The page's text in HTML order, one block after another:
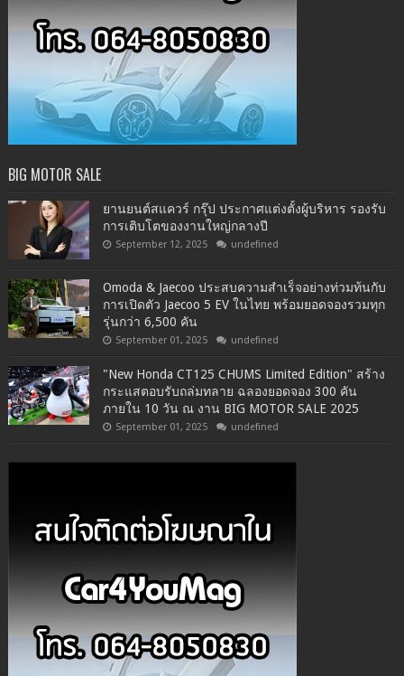
BIG MOTOR SALE
ยานยนต์สแควร์ กรุ๊ป ประกาศแต่งตั้งผู้บริหาร รองรับ
การเติบโตของงานใหญ่กลางปี
September 12, 2025 undefined
Omoda & Jaecoo ประสบความสำเร็จอย่างท่วมท้นกับ
การเปิดตัว Jaecoo 5 EV ในไทย พร้อมยอดจองรวมทุก
รุ่นกว่า 6,500 คัน
September 01, 2025 undefined
"New Honda CT125 CHUMS Limited Edition" สร้าง
กระแสตอบรับถล่มทลาย ฉลองยอดจอง 300 คัน
ภายใน 10 วัน ณ งาน BIG MOTOR SALE 2025
September 01, 2025 undefined